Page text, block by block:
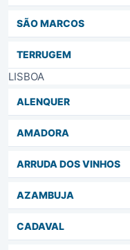
SÃO MARCOS
TERRUGEM
LISBOA
ALENQUER
AMADORA
ARRUDA DOS VINHOS
AZAMBUJA
CADAVAL